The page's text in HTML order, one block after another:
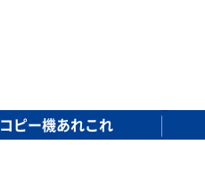
コピー機あれこれ